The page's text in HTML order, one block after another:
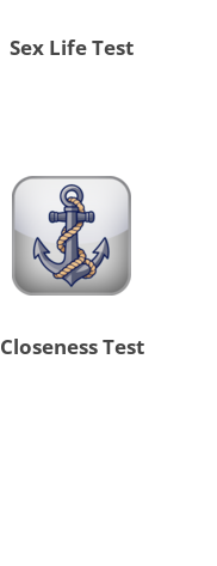
Sex Life Test
Closeness Test